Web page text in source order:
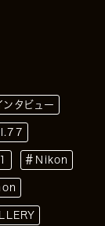
ンタビュー
Nikon